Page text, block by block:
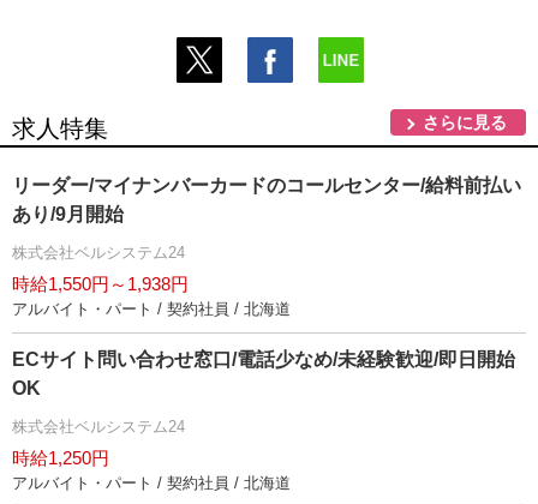
求人特集 さらに見る
リーダー/マイナンバーカードのコールセンター/給料前払い
あり/9月開始
株式会社ベルシステム24
時給1,550円～1,938円
アルバイト・パート / 契約社員 / 北海道
ECサイト問い合わせ窓口/電話少なめ/未経験歓迎/即日開始
OK
株式会社ベルシステム24
時給1,250円
アルバイト・パート / 契約社員 / 北海道